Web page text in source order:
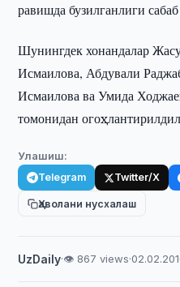
равишда бузилганлиги
Шунингдек хонандалар
Исмаилова, Абдували
Исмаилова ва Умида
томонидан
Улашиш:
Telegram Twitter/X
Ҳаволани нусхалаш
UzDaily·👁 867 views·